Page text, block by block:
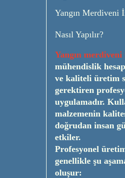
Yangın Merdiveni
Nasıl Yapılır?
Yangın merdiveni
mühendislik
ve kaliteli üretim
gerektiren
uygulamadır.
malzemenin
doğrudan insan
etkiler.
Profesyonel
genellikle şu
oluşur: